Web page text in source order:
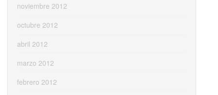
noviembre 2012
octubre 2012
abril 2012
marzo 2012
febrero 2012